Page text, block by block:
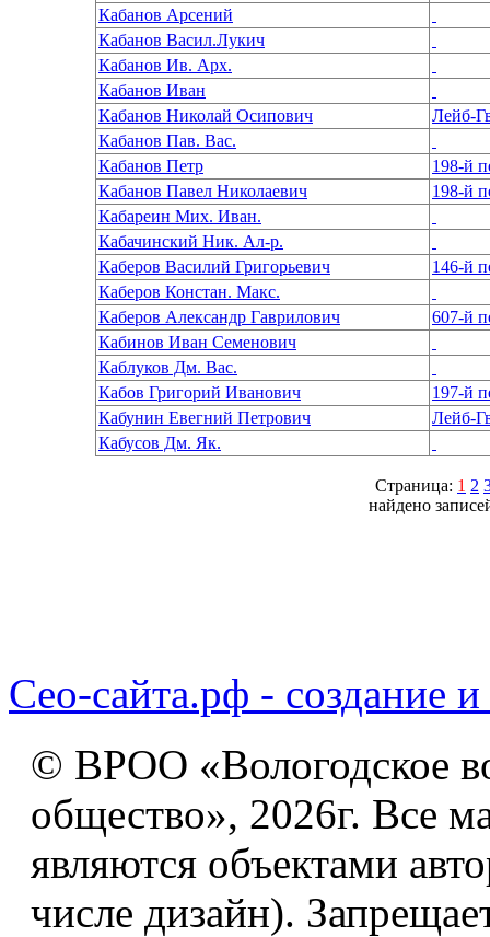
Кабанов Арсений
Кабанов Васил.Лукич
Кабанов Ив. Арх.
Кабанов Иван
Кабанов Николай Осипович
Лейб-
Кабанов Пав. Вас.
Кабанов Петр
Кабанов Павел Николаевич
Кабареин Мих. Иван.
Кабачинский Ник. Ал-р.
Каберов Василий Григорьевич
146-й
Каберов Констан. Макс.
Каберов Александр Гаврилович
607-й
Кабинов Иван Семенович
Каблуков Дм. Вас.
Кабов Григорий Иванович
197-й
Кабунин Евегний Петрович
Лейб-
Кабусов Дм. Як.
Страница: 1 2
найдено
Сео-сайта.рф - создание и
© ВРОО «Вологодское
общество», 2026г. Все
являются объектами
числе дизайн).